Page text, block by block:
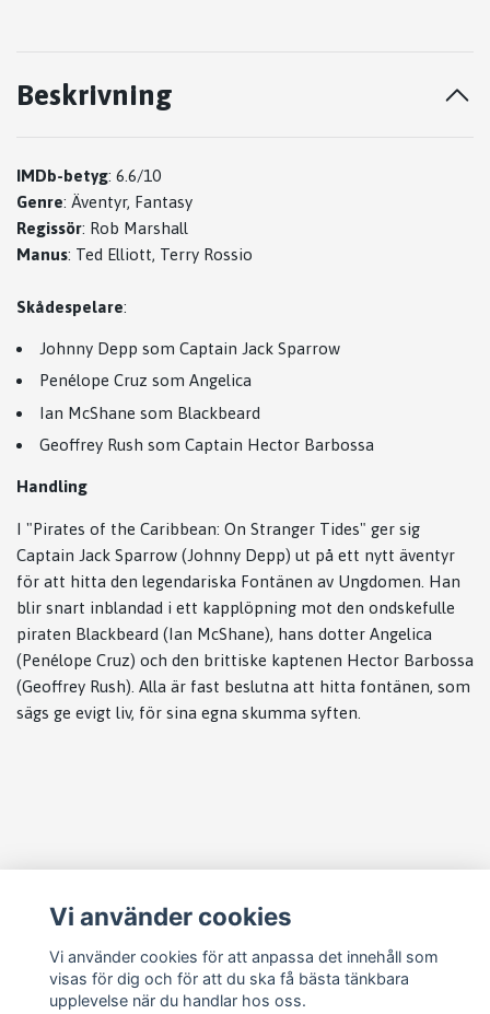
Beskrivning
IMDb-betyg: 6.6/10
Genre: Äventyr, Fantasy
Regissör: Rob Marshall
Manus: Ted Elliott, Terry Rossio
Skådespelare:
Johnny Depp som Captain Jack Sparrow
Penélope Cruz som Angelica
Ian McShane som Blackbeard
Geoffrey Rush som Captain Hector Barbossa
Handling
I "Pirates of the Caribbean: On Stranger Tides" ger sig
Captain Jack Sparrow (Johnny Depp) ut på ett nytt äventyr
för att hitta den legendariska Fontänen av Ungdomen. Han
blir snart inblandad i ett kapplöpning mot den ondskefulle
piraten Blackbeard (Ian McShane), hans dotter Angelica
(Penélope Cruz) och den brittiske kaptenen Hector Barbossa
(Geoffrey Rush). Alla är fast beslutna att hitta fontänen, som
sägs ge evigt liv, för sina egna skumma syften.
Läs mer
Köpvillkor
Kontakt
Cookie Concent
Vi använder cookies
Vi använder cookies för att anpassa det innehåll som
visas för dig och för att du ska få bästa tänkbara
upplevelse när du handlar hos oss.